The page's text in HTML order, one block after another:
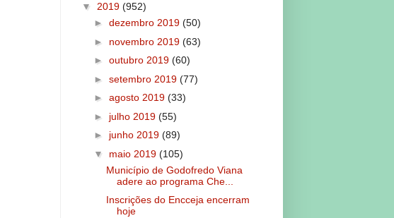
▼ 2019 (952)
► dezembro 2019 (50)
► novembro 2019 (63)
► outubro 2019 (60)
► setembro 2019 (77)
► agosto 2019 (33)
► julho 2019 (55)
► junho 2019 (89)
▼ maio 2019 (105)
Município de Godofredo Viana
adere ao programa Che...
Inscrições do Encceja encerram
hoje